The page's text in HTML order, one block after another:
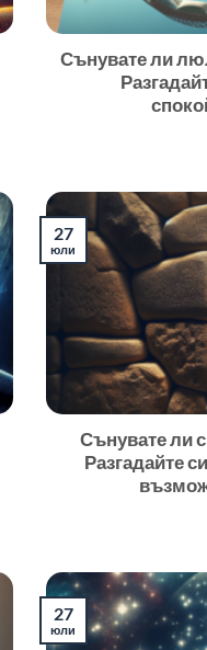
Сънувате ли
Сънувате ли
Разгадайте
27
юли
27
юли